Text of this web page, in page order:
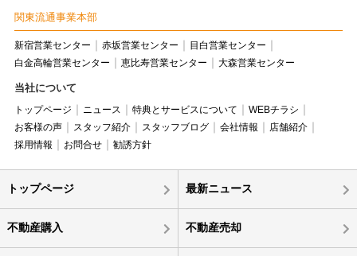
関東流通事業本部
新宿営業センター 赤坂営業センター
目白営業センター
白金高輪営業センター
恵比寿営業センター 大森営業センター
当社について
トップページ ニュース 特典とサービスについて
WEBチラシ
お客様の声
スタッフ紹介 スタッフブログ 会社情報
店舗紹介
採用情報
お問合せ 勧誘方針
トップページ 最新ニュース
不動産購入 不動産売却